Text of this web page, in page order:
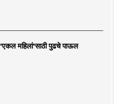
'एकल महिलां'साठी पुढचे पाऊल